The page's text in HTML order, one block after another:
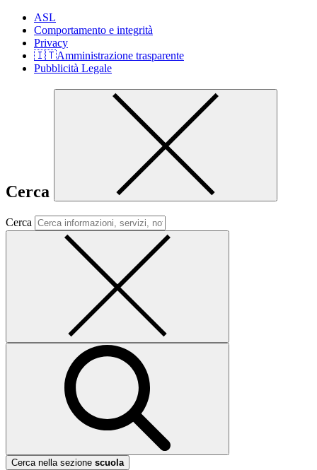
ASL
Comportamento e integrità
Privacy
🇮🇹Amministrazione trasparente
Pubblicità Legale
Cerca
Cerca
Cerca nella sezione scuola